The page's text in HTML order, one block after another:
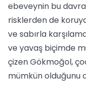
ebeveynin bu
risklerden de
ve sabırla
ve yavaş biçimde
çizen Gökmoğol,
mümkün olduğunu